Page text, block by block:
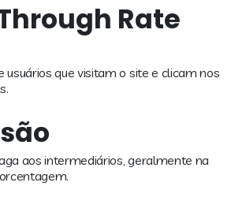
Rate
usuários que visitam o site e clicam nos
aos intermediários, geralmente na